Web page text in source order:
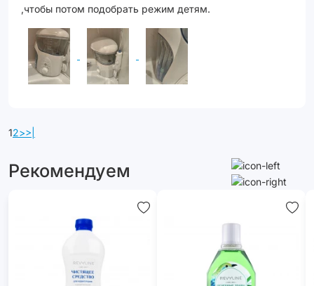
,чтобы потом подобрать режим детям.
12>>|
Рекомендуем